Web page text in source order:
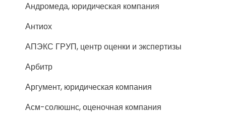
Андромеда, юридическая компания
Антиох
АПЭКС ГРУП, центр оценки и экспертизы
Арбитр
Аргумент, юридическая компания
Асм-солюшнс, оценочная компания